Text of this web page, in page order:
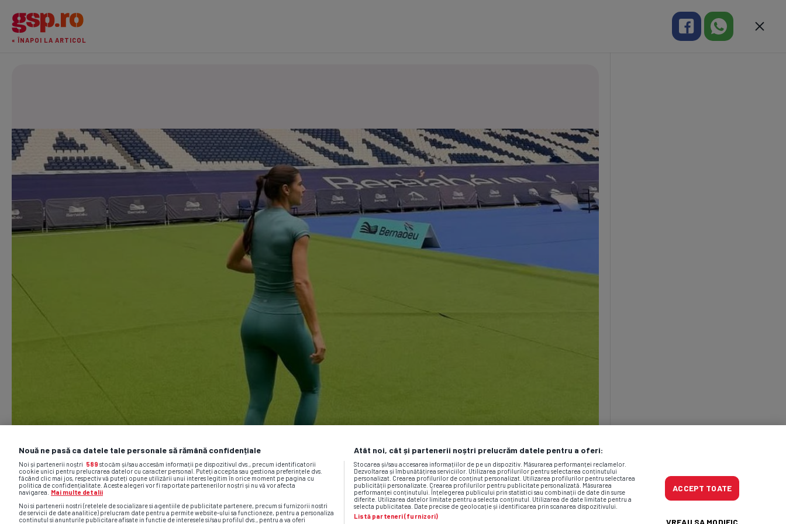
« ÎNAPOI LA ARTICOL
Nouă ne pasă ca datele tale personale să rămână confidențiale
Noi și partenerii noștri 589 stocăm și/sau accesăm informații pe dispozitivul dvs., precum identificatorii
cookie unici pentru prelucrarea datelor cu caracter personal. Puteți accepta sau gestiona preferințele dvs.
făcând clic mai jos, respectiv vă puteți opune utilizării unui interes legitim în orice moment pe pagina cu
politica de confidențialitate. Aceste alegeri vor fi raportate partenerilor noștri și nu vă vor afecta
navigarea.
Mai multe detalii
Noi si partenerii nostri (retelele de socializare si agentiile de publicitate partenere, precum si furnizorii nostri
de servicii de date analitice) prelucram date pentru a permite website-ului sa functioneze, pentru a personaliza
continutul si anunturile publicitare afisate in functie de interesele si/sau profilul dvs., pentru a va oferi
Atât noi, cât și partenerii noștri prelucrăm datele pentru a oferi:
Stocarea și/sau accesarea informațiilor de pe un dispozitiv. Măsurarea performanței reclamelor.
Dezvoltarea și îmbunătățirea serviciilor. Utilizarea profilurilor pentru selectarea conținutului
personalizat. Crearea profilurilor de conținut personalizat. Utilizarea profilurilor pentru selectarea
publicității personalizate. Crearea profilurilor pentru publicitate personalizată. Măsurarea
performanței conținutului. Înțelegerea publicului prin statistici sau combinații de date din surse
diferite. Utilizarea datelor limitate pentru a selecta conținutul. Utilizarea de date limitate pentru a
selecta publicitatea. Date precise de geolocație și identificarea prin scanarea dispozitivului.
Listă parteneri (furnizori)
ACCEPT TOATE
VREAU SA MODIFIC